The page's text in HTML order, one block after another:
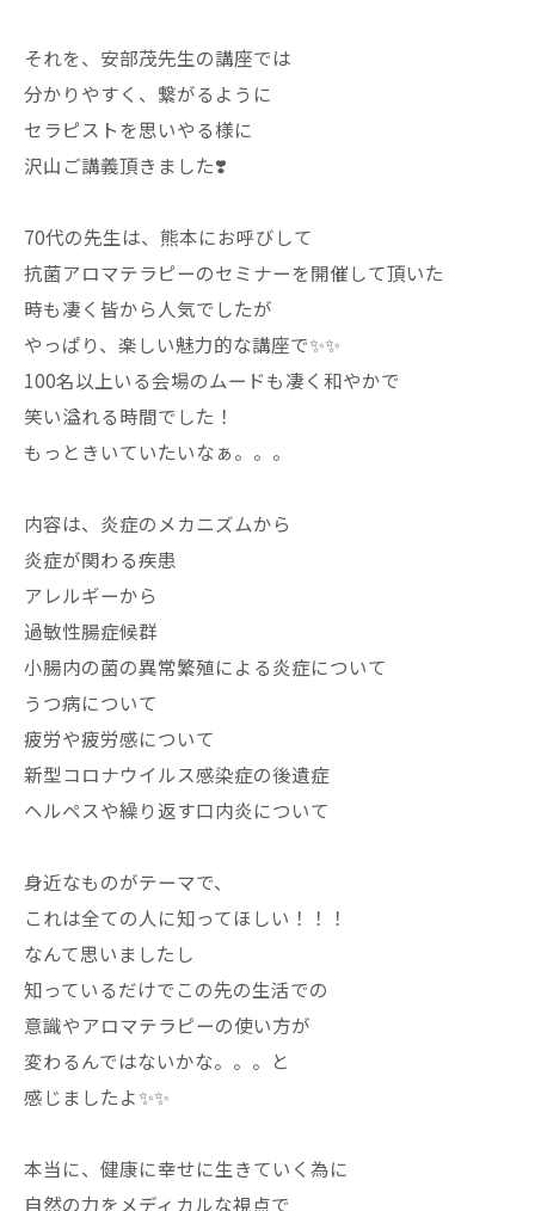
それを、安部茂先生の講座では
分かりやすく、繋がるように
セラピストを思いやる様に
沢山ご講義頂きました❣️
70代の先生は、熊本にお呼びして
抗菌アロマテラピーのセミナーを開催して頂いた
時も凄く皆から人気でしたが
やっぱり、楽しい魅力的な講座で✨✨
100名以上いる会場のムードも凄く和やかで
笑い溢れる時間でした！
もっときいていたいなぁ。。。
内容は、炎症のメカニズムから
炎症が関わる疾患
アレルギーから
過敏性腸症候群
小腸内の菌の異常繁殖による炎症について
うつ病について
疲労や疲労感について
新型コロナウイルス感染症の後遺症
ヘルペスや繰り返す口内炎について
身近なものがテーマで、
これは全ての人に知ってほしい！！！
なんて思いましたし
知っているだけでこの先の生活での
意識やアロマテラピーの使い方が
変わるんではないかな。。。と
感じましたよ✨✨
本当に、健康に幸せに生きていく為に
自然の力をメディカルな視点で